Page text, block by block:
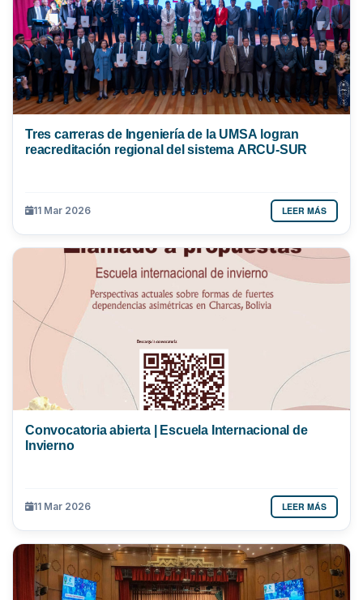
Tres carreras de Ingeniería de la UMSA logran
reacreditación regional del sistema ARCU-SUR
11 Mar 2026 LEER MÁS
Convocatoria abierta | Escuela Internacional de
Invierno
11 Mar 2026 LEER MÁS